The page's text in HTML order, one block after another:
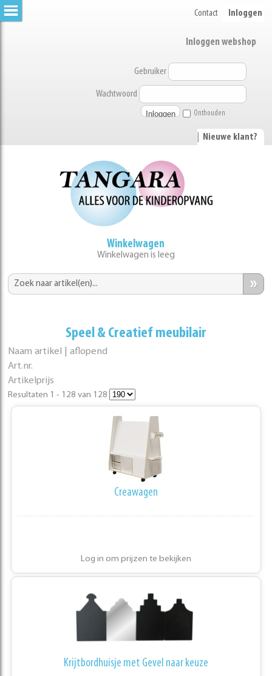
Contact Inloggen
Inloggen webshop
Gebruiker
Wachtwoord
Onthouden
Nieuwe klant?
Winkelwagen
Winkelwagen is leeg
»
Speel & Creatief meubilair
Naam artikel | aflopend
Art.nr.
Artikelprijs
Resultaten 1 - 128 van 128
Creawagen
Log in om prijzen te bekijken
Krijtbordhuisje met Gevel naar keuze